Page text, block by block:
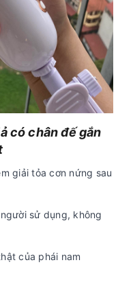
có chân đế gắn
giải tỏa cơn nứng sau
sử dụng, không
của phái nam